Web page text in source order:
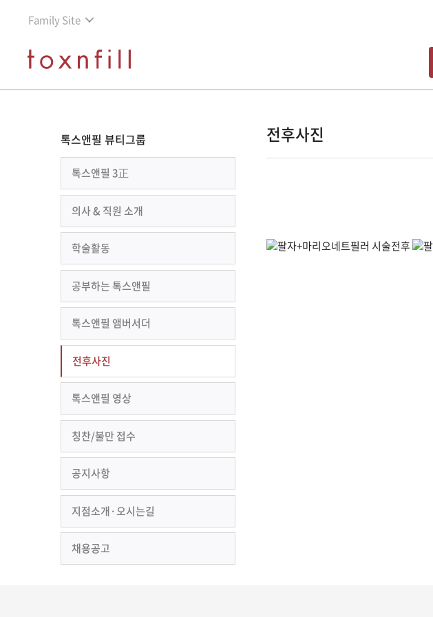
Family Site
톡스앤필 뷰티그룹
톡스앤필 3正
의사 & 직원 소개
학술활동
공부하는 톡스앤필
톡스앤필 앰버서더
전후사진
톡스앤필 영상
칭찬/불만 접수
공지사항
지점소개·오시는길
채용공고
전후사진